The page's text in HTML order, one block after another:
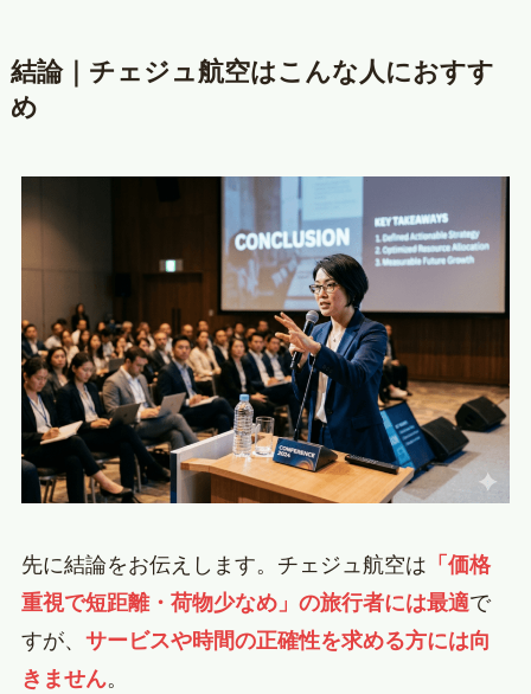
結論｜チェジュ航空はこんな人におすす
め
先に結論をお伝えします。チェジュ航空は 「価格
重視で短距離・荷物少なめ」の旅行者には最適で
すが、 サービスや時間の正確性を求める方には向
きません。